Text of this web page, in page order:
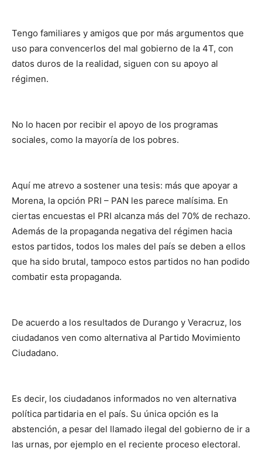
Tengo familiares y amigos que por más argumentos que
uso para convencerlos del mal gobierno de la 4T, con
datos duros de la realidad, siguen con su apoyo al
régimen.
No lo hacen por recibir el apoyo de los programas
sociales, como la mayoría de los pobres.
Aquí me atrevo a sostener una tesis: más que apoyar a
Morena, la opción PRI – PAN les parece malísima. En
ciertas encuestas el PRI alcanza más del 70% de rechazo.
Además de la propaganda negativa del régimen hacia
estos partidos, todos los males del país se deben a ellos
que ha sido brutal, tampoco estos partidos no han podido
combatir esta propaganda.
De acuerdo a los resultados de Durango y Veracruz, los
ciudadanos ven como alternativa al Partido Movimiento
Ciudadano.
Es decir, los ciudadanos informados no ven alternativa
política partidaria en el país. Su única opción es la
abstención, a pesar del llamado ilegal del gobierno de ir a
las urnas, por ejemplo en el reciente proceso electoral.